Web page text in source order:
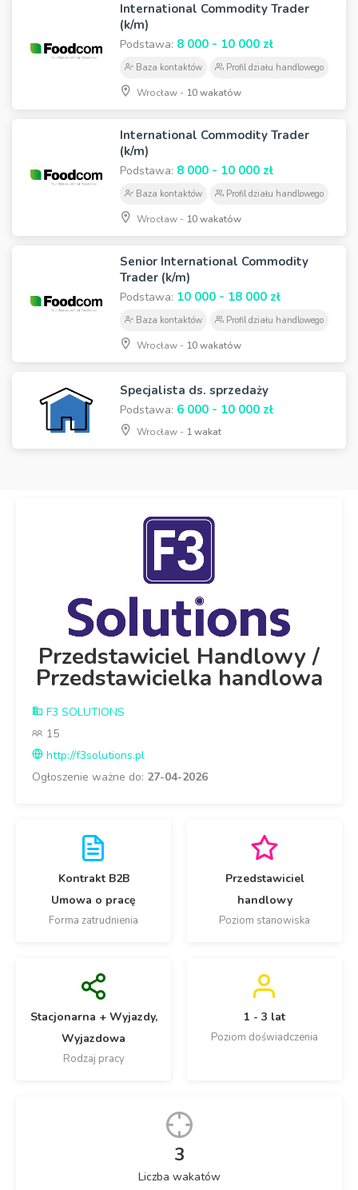
International Commodity Trader
(k/m)
Podstawa: 8 000 - 10 000 zł
Baza kontaktów Profil działu handlowego
Wrocław - 10 wakatów
International Commodity Trader
(k/m)
Podstawa: 8 000 - 10 000 zł
Baza kontaktów Profil działu handlowego
Wrocław - 10 wakatów
Senior International Commodity
Trader (k/m)
Podstawa: 10 000 - 18 000 zł
Baza kontaktów Profil działu handlowego
Wrocław - 10 wakatów
Specjalista ds. sprzedaży
Podstawa: 6 000 - 10 000 zł
Wrocław - 1 wakat
Przedstawiciel Handlowy /
Przedstawicielka handlowa
F3 SOLUTIONS
15
http://f3solutions.pl
Ogłoszenie ważne do: 27-04-2026
Kontrakt B2B
Umowa o pracę
Forma zatrudnienia
Przedstawiciel
handlowy
Poziom stanowiska
Stacjonarna + Wyjazdy,
Wyjazdowa
Rodzaj pracy
1 - 3 lat
Poziom doświadczenia
3
Liczba wakatów